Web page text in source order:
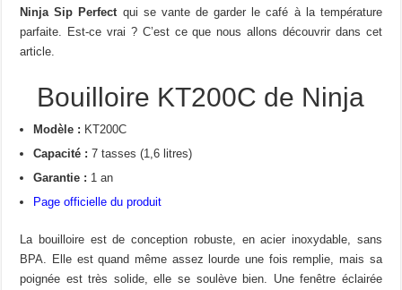
Ninja Sip Perfect qui se vante de garder le café à la température
parfaite. Est-ce vrai ? C’est ce que nous allons découvrir dans cet
article.
Bouilloire KT200C de Ninja
Modèle : KT200C
Capacité : 7 tasses (1,6 litres)
Garantie : 1 an
Page officielle du produit
La bouilloire est de conception robuste, en acier inoxydable, sans
BPA. Elle est quand même assez lourde une fois remplie, mais sa
poignée est très solide, elle se soulève bien. Une fenêtre éclairée